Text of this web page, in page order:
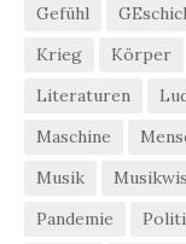
Gefühl
Krieg
Körper
Literaturen
Maschine
Musik
Pandemie